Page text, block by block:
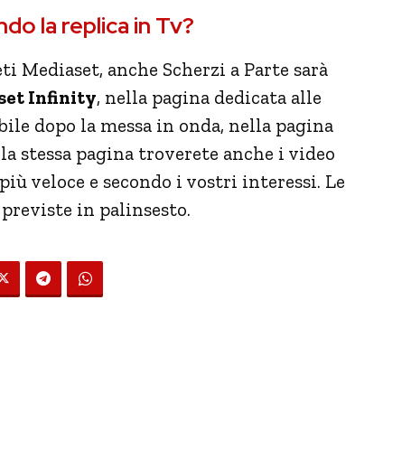
la replica in Tv?
Mediaset, anche Scherzi a Parte sarà
Infinity, nella pagina dedicata alle
dopo la messa in onda, nella pagina
stessa pagina troverete anche i video
veloce e secondo i vostri interessi. Le
in palinsesto.